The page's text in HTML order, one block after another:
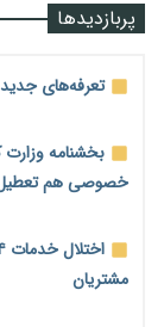
رشد ۷۵
آغاز اجرای
محدودیت تازه
کنترل تورم
پربازدیدها
تعرفه‌های جدید
بخشنامه
خصوصی هم
مشتریان